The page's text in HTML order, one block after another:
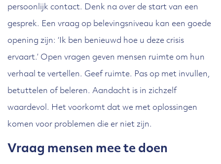
persoonlijk contact. Denk na over de start van een
gesprek. Een vraag op belevingsniveau kan een goede
opening zijn: ‘Ik ben benieuwd hoe u deze crisis
ervaart.’ Open vragen geven mensen ruimte om hun
verhaal te vertellen. Geef ruimte. Pas op met invullen,
betuttelen of beleren. Aandacht is in zichzelf
waardevol. Het voorkomt dat we met oplossingen
komen voor problemen die er niet zijn.
Vraag mensen mee te doen